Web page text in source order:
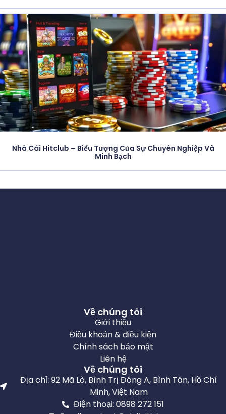
Nhà Cái Hitclub – Biểu Tượng Của Sự Chuyên Nghiệp Và
Minh Bạch
Về chúng tôi
Giới thiệu
Điều khoản & điều kiện
Chính sách bảo mật
Liên hệ
Về chúng tôi
Địa chỉ: 92 Mã Lò, Bình Trị Đông A, Bình Tân, Hồ Chí
Minh, Việt Nam
Điện thoại: 0898 272 151